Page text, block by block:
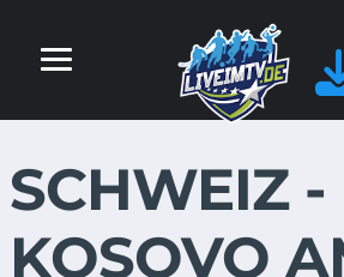
SCHWEIZ -
KOSOVO